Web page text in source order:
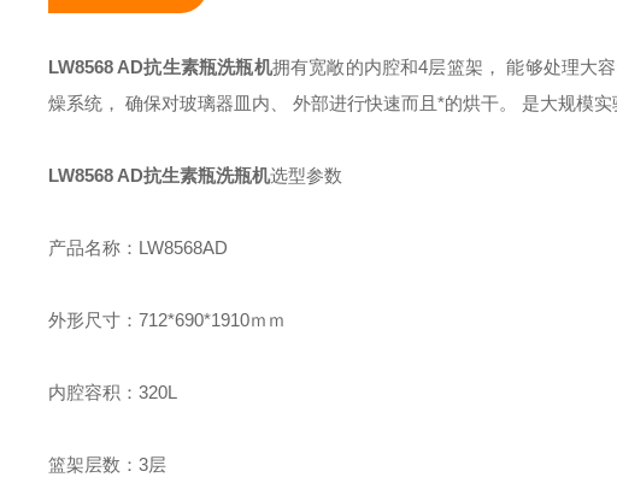
LW8568 AD抗生素瓶洗瓶机拥有宽敞的内腔和4层篮架， 能够处理大
燥系统， 确保对玻璃器皿内、 外部进行快速而且*的烘干。 是大规模实
LW8568 AD抗生素瓶洗瓶机选型参数
产品名称： LW8568AD
外形尺寸： 712*690*1910ｍｍ
内腔容积： 320L
篮架层数： 3层